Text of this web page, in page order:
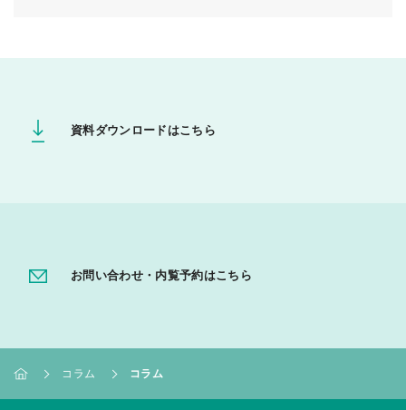
資料ダウンロードはこちら
お問い合わせ・内覧予約はこちら
コラム コラム